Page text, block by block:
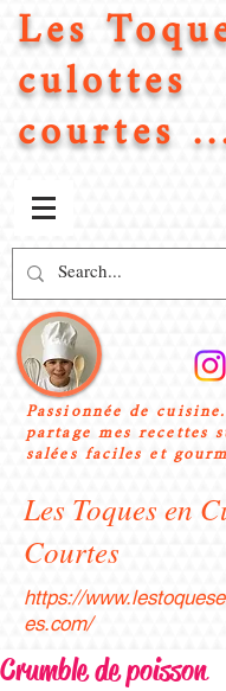
Les
culottes
courtes
Passionnée de
partage mes recettes
salées faciles et
Les Toques en
Courtes
https://
es.com/
Crumble de poisson